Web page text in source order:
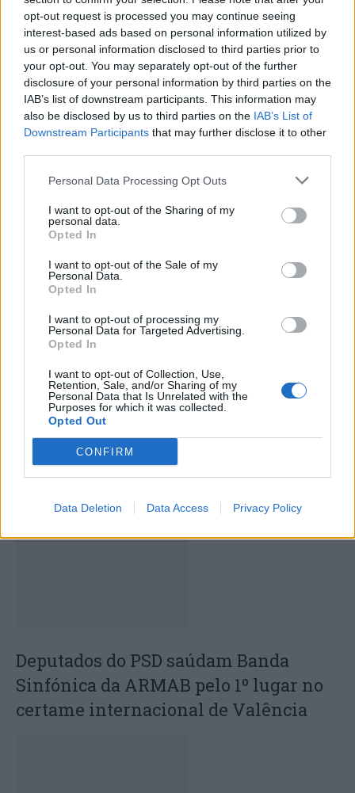
opt-out request is processed you may continue seeing
interest-based ads based on personal information utilized by
us or personal information disclosed to third parties prior to
your opt-out. You may separately opt-out of the further
disclosure of your personal information by third parties on the
IAB’s list of downstream participants. This information may
also be disclosed by us to third parties on the IAB’s List of
Downstream Participants that may further disclose it to other
Personal Data Processing Opt Outs
I want to opt-out of the Sharing of my
personal data.
Opted In
I want to opt-out of the Sale of my
Personal Data.
Opted In
I want to opt-out of processing my
Personal Data for Targeted Advertising.
Opted In
I want to opt-out of Collection, Use,
Retention, Sale, and/or Sharing of my
Personal Data that Is Unrelated with the
Purposes for which it was collected.
Opted Out
CONFIRM
Data Deletion Data Access Privacy Policy
Gala-Jantar Solidário
“Melhor de Nós” une
Condeixa, Figueiró,
Miranda, Penela, Pombale
Soure
Lousã: Câmara Municipal
segurança
Deputados do PSD saúdam Banda
Sinfónica da ARMAB pelo 1º lugar no
certame internacional de Valência